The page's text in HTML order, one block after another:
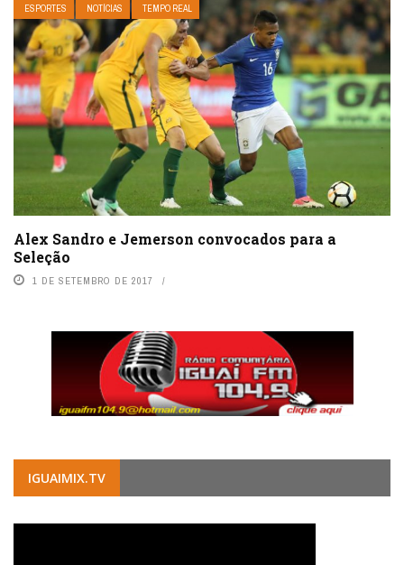
ESPORTES NOTÍCIAS TEMPO REAL
Alex Sandro e Jemerson convocados para a
Seleção
1 DE SETEMBRO DE 2017
IGUAIMIX.TV